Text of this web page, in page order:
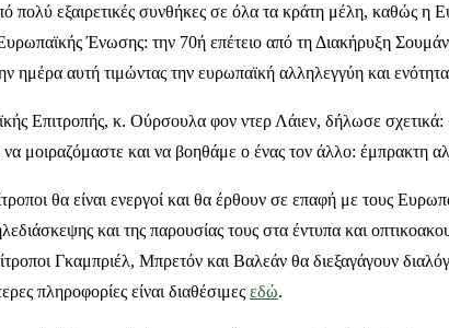
εξαιρετικές συνθήκες σε όλα τα κράτη μέλη, καθώς η
Ένωσης: την 70ή επέτειο από τη Διακήρυξη
αυτή τιμώντας την ευρωπαϊκή αλληλεγγύη και
Επιτροπής, κ. Ούρσουλα φον ντερ Λάιεν, δήλωσε σχετικά:
μοιραζόμαστε και να βοηθάμε ο ένας τον άλλο: έμπρακτη
θα είναι ενεργοί και θα έρθουν σε επαφή με τους
και της παρουσίας τους στα έντυπα και
Γκαμπριέλ, Μπρετόν και Βαλεάν θα διεξαγάγουν
πληροφορίες είναι διαθέσιμες εδώ.